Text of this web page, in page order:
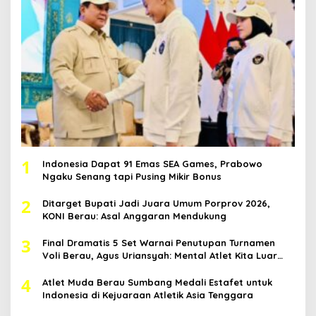
1
Indonesia Dapat 91 Emas SEA Games, Prabowo
Ngaku Senang tapi Pusing Mikir Bonus
2
Ditarget Bupati Jadi Juara Umum Porprov 2026,
KONI Berau: Asal Anggaran Mendukung
3
Final Dramatis 5 Set Warnai Penutupan Turnamen
Voli Berau, Agus Uriansyah: Mental Atlet Kita Luar
4
Atlet Muda Berau Sumbang Medali Estafet untuk
Indonesia di Kejuaraan Atletik Asia Tenggara